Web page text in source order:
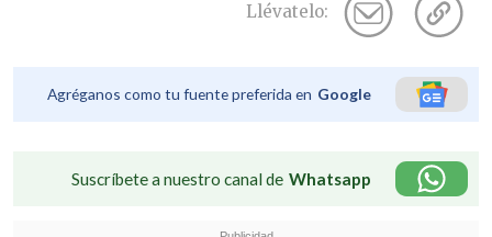
Llévatelo:
Agréganos como tu fuente preferida en Google
Suscríbete a nuestro canal de Whatsapp